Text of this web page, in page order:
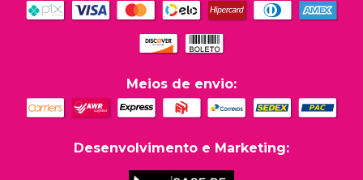
Meios de envio:
Desenvolvimento e Marketing: